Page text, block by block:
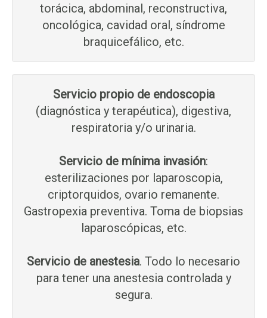
torácica, abdominal, reconstructiva,
oncológica, cavidad oral, síndrome
braquicefálico, etc.
Servicio propio de endoscopia
(diagnóstica y terapéutica), digestiva,
respiratoria y/o urinaria.
Servicio de mínima invasión:
esterilizaciones por laparoscopia,
criptorquidos, ovario remanente.
Gastropexia preventiva. Toma de biopsias
laparoscópicas, etc.
Servicio de anestesia. Todo lo necesario
para tener una anestesia controlada y
segura.